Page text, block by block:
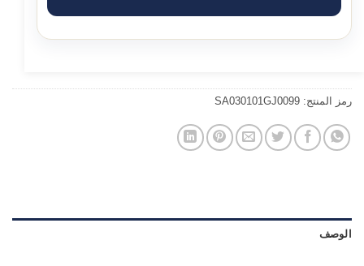
رمز المنتج: SA030101GJ0099
الوصف